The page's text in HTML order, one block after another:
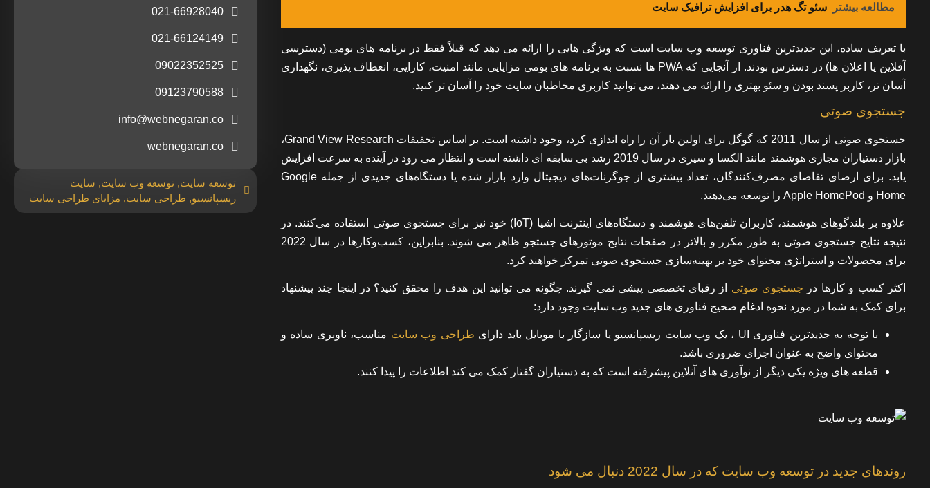
مطالعه بیشتر سئو تگ هدر برای افزایش ترافیک سایت
با تعریف ساده، این جدیدترین فناوری توسعه وب سایت است که ویژگی هایی را ارائه می دهد که قبلاً فقط در برنامه های بومی (دسترسی
آفلاین یا اعلان ها) در دسترس بودند. از آنجایی که PWA ها نسبت به برنامه های بومی مزایایی مانند امنیت، کارایی، انعطاف پذیری، نگهداری
آسان تر، کاربر پسند بودن و سئو بهتری را ارائه می دهند، می توانید کاربری مخاطبان سایت خود را آسان تر کنید.
جستجوی صوتی
جستجوی صوتی از سال 2011 که گوگل برای اولین بار آن را راه اندازی کرد، وجود داشته است. بر اساس تحقیقات Grand View Research،
بازار دستیاران مجازی هوشمند مانند الکسا و سیری در سال 2019 رشد بی سابقه ای داشته است و انتظار می رود در آینده به سرعت افزایش
یابد. برای ارضای تقاضای مصرف‌کنندگان، تعداد بیشتری از جوگرنات‌های دیجیتال وارد بازار شده یا دستگاه‌های جدیدی از جمله Google
Home و Apple HomePod را توسعه می‌دهند.
علاوه بر بلندگوهای هوشمند، کاربران تلفن‌های هوشمند و دستگاه‌های اینترنت اشیا (IoT) خود نیز برای جستجوی صوتی استفاده می‌کنند. در
نتیجه نتایج جستجوی صوتی به طور مکرر و بالاتر در صفحات نتایج موتورهای جستجو ظاهر می شوند. بنابراین، کسب‌وکارها در سال 2022
برای محصولات و استراتژی محتوای خود بر بهینه‌سازی جستجوی صوتی تمرکز خواهند کرد.
اکثر کسب و کارها در جستجوی صوتی از رقبای تخصصی پیشی نمی گیرند. چگونه می توانید این هدف را محقق کنید؟ در اینجا چند پیشنهاد
برای کمک به شما در مورد نحوه ادغام صحیح فناوری های جدید وب سایت وجود دارد:
با توجه به جدیدترین فناوری UI ، یک وب سایت ریسپانسیو یا سازگار با موبایل باید دارای طراحی وب سایت مناسب، ناوبری ساده و
محتوای واضح به عنوان اجزای ضروری باشد.
قطعه های ویژه یکی دیگر از نوآوری های آنلاین پیشرفته است که به دستیاران گفتار کمک می کند اطلاعات را پیدا کنند.
روندهای جدید در توسعه وب سایت که در سال 2022 دنبال می شود
021-66928040
021-66124149
09022352525
09123790588
info@webnegaran.co
webnegaran.co
توسعه سایت,توسعه وب سایت, سایت
ریسپانسیو, طراحی سایت, مزایای طراحی سایت